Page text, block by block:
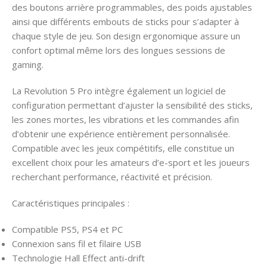
des boutons arrière programmables, des poids ajustables
ainsi que différents embouts de sticks pour s’adapter à
chaque style de jeu. Son design ergonomique assure un
confort optimal même lors des longues sessions de
gaming.
La Revolution 5 Pro intègre également un logiciel de
configuration permettant d’ajuster la sensibilité des sticks,
les zones mortes, les vibrations et les commandes afin
d’obtenir une expérience entièrement personnalisée.
Compatible avec les jeux compétitifs, elle constitue un
excellent choix pour les amateurs d’e-sport et les joueurs
recherchant performance, réactivité et précision.
Caractéristiques principales :
Compatible PS5, PS4 et PC
Connexion sans fil et filaire USB
Technologie Hall Effect anti-drift